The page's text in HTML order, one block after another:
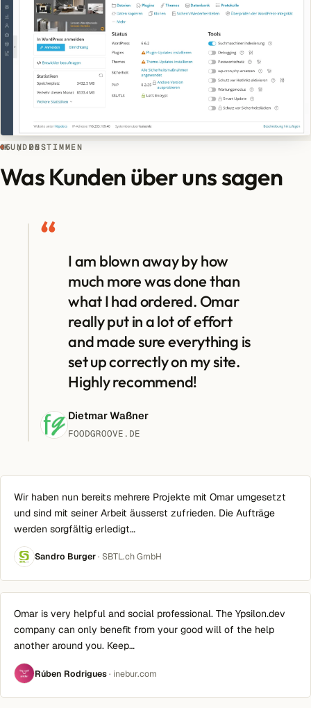
05 / 06
KUNDENSTIMMEN
Was Kunden über uns sagen
“
I am blown away by how
much more was done than
what I had ordered. Omar
really put in a lot of effort
and made sure everything is
set up correctly on my site.
Highly recommend!
Dietmar Waßner
FOODGROOVE.DE
Wir haben nun bereits mehrere Projekte mit Omar umgesetzt
und sind mit seiner Arbeit äusserst zufrieden. Die Aufträge
werden sorgfältig erledigt…
Sandro Burger· SBTL.ch GmbH
Omar is very helpful and social professional. The Ypsilon.dev
company can only benefit from your good will of the help
another around you. Keep…
Rúben Rodrigues· inebur.com